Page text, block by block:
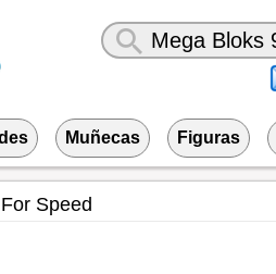
Muñecas Figuras
Speed